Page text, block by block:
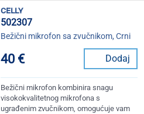
celly
502307
Bežični mikrofon sa zvučnikom, Crni
40 € Dodaj
Bežični mikrofon kombinira snagu
visokokvalitetnog mikrofona s
ugrađenim zvučnikom, omogućuje vam